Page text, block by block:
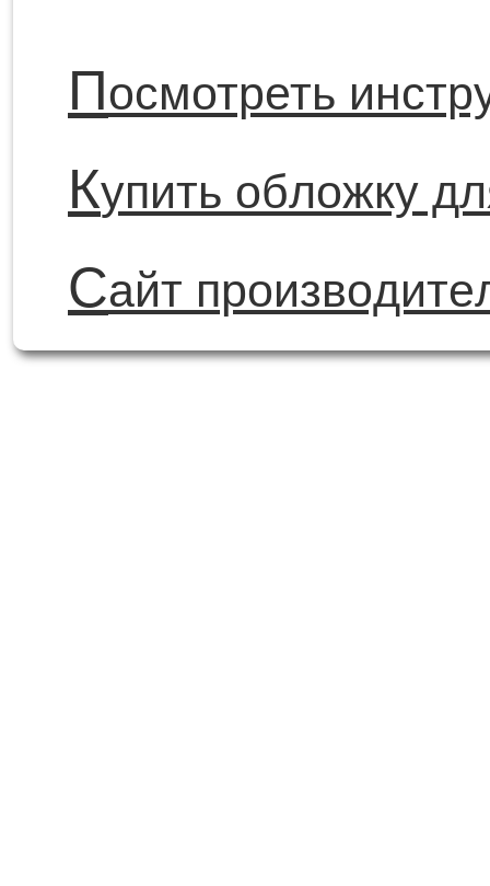
Посмотреть
Купить обложку
Сайт